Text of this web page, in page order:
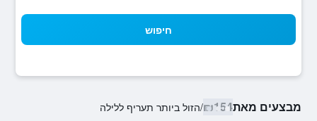
חיפוש
מבצעים מאת₪154
/הזול ביותר תעריף ללילה